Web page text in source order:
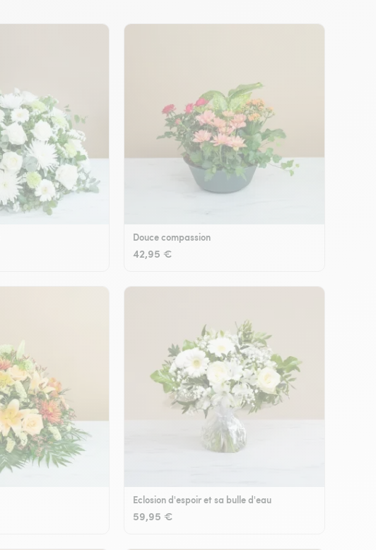
Douce compassion
42,95 €
Eclosion d'espoir et sa bulle d'eau
59,95 €